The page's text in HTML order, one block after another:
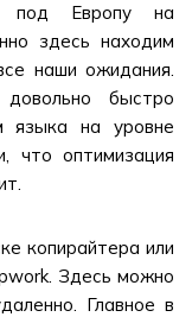
под Европу на
здесь находим
наши ожидания.
быстро
языка на уровне
что оптимизация
копирайтера или
Здесь можно
Главное в